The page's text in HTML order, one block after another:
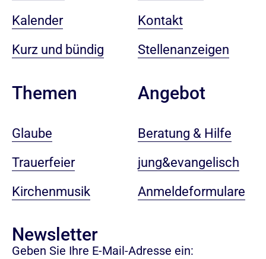
Kalender
Kurz und bündig
Themen
Glaube
Trauerfeier
Kirchenmusik
Kontakt
Stellenanzeigen
Angebot
Beratung & Hilfe
jung&evangelisch
Anmeldeformulare
Newsletter
Geben Sie Ihre E-Mail-Adresse ein: